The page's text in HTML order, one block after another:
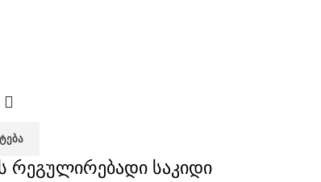
რეგულირებადი საკიდი